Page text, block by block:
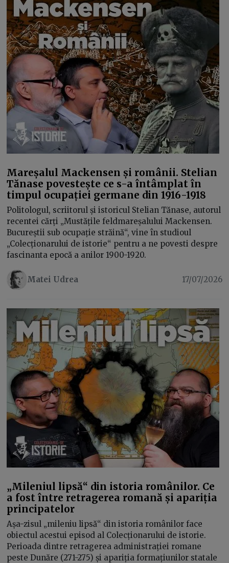
Mareșalul Mackensen și românii. Stelian
Tănase povestește ce s-a întâmplat în
timpul ocupației germane din 1916-1918
Politologul, scriitorul și istoricul Stelian Tănase, autorul
recentei cărți „Mustățile feldmareșalului Mackensen.
Bucureștii sub ocupație străină“, vine în studioul
„Colecționarului de istorie“ pentru a ne povesti despre
fascinanta epocă a anilor 1900-1920.
Matei Udrea 17/07/2026
„Mileniul lipsă“ din istoria românilor. Ce
a fost între retragerea romană și apariția
principatelor
Așa-zisul „mileniu lipsă“ din istoria românilor face
obiectul acestui episod al Colecționarului de istorie.
Perioada dintre retragerea administrației romane
peste Dunăre (271-275) și apariția formațiunilor statale